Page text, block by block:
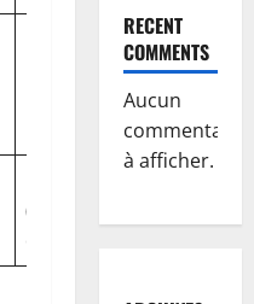
Base layer
technique,
matières
(atelier près
RECENT
COMMENTS
Aucun
commentaire
à afficher.